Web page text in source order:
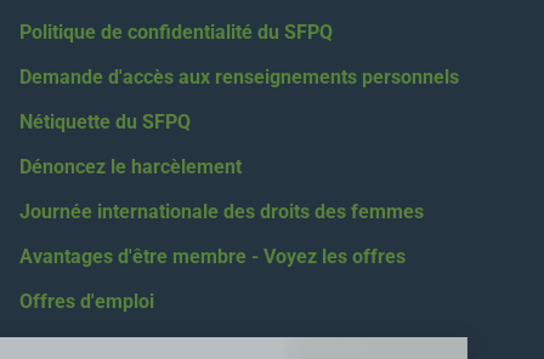
Politique de confidentialité du SFPQ
Demande d'accès aux renseignements personnels
Nétiquette du SFPQ
Dénoncez le harcèlement
Journée internationale des droits des femmes
Avantages d'être membre - Voyez les offres
Offres d'emploi